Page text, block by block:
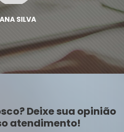
SILVA
Deixe sua opinião
atendimento!